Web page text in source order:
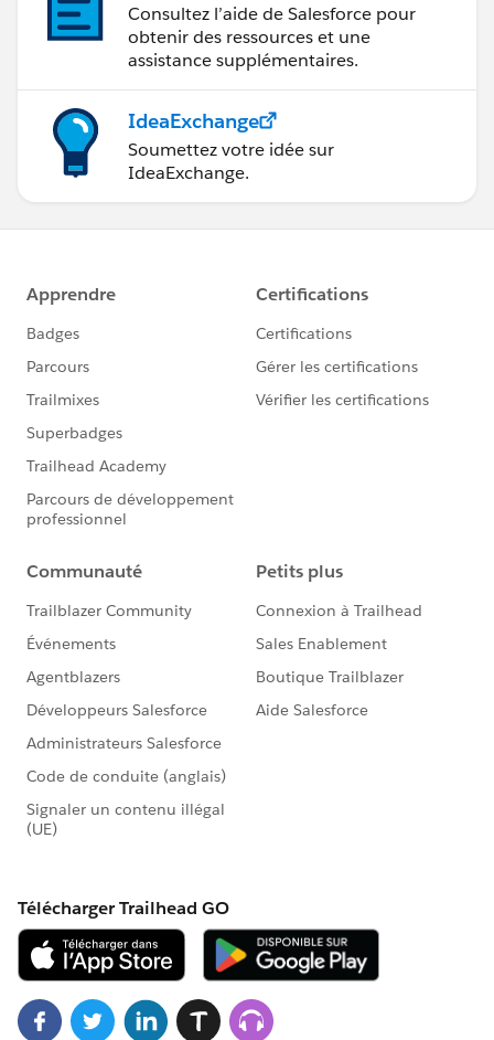
Consultez l’aide de Salesforce pour
obtenir des ressources et une
assistance supplémentaires.
IdeaExchange
Soumettez votre idée sur
IdeaExchange.